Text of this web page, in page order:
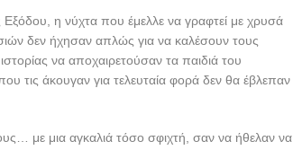
Εξόδου, η νύχτα που έμελλε να γραφτεί με χρυσά
δεν ήχησαν απλώς για να καλέσουν τους
να αποχαιρετούσαν τα παιδιά του
τις άκουγαν για τελευταία φορά δεν θα έβλεπαν
με μια αγκαλιά τόσο σφιχτή, σαν να ήθελαν να